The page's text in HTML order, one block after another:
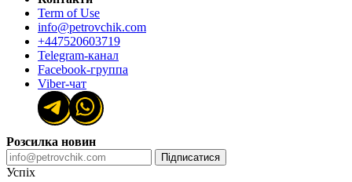
Term of Use
info@petrovchik.com
+447520603719
Telegram-канал
Facebook-группа
Viber-чат
Розсилка новин
Підписатися
Успіх